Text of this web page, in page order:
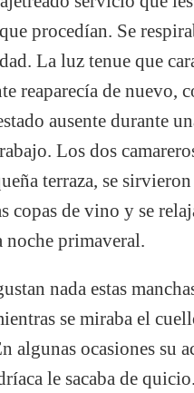
procedían. Se
La luz tenue que
reaparecía de nuevo,
ausente durante
Los dos
terraza, se
copas de vino y se
noche primaveral.
nada estas
se miraba el
algunas ocasiones su
le sacaba de